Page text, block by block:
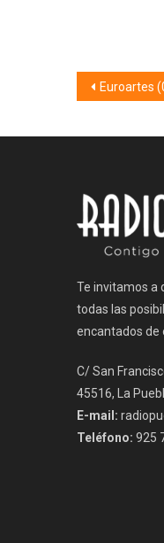
Euroartes
Te invitamos a
todas las
encantados de
C/ San
45516, La
E-mail:
Teléfono: 925